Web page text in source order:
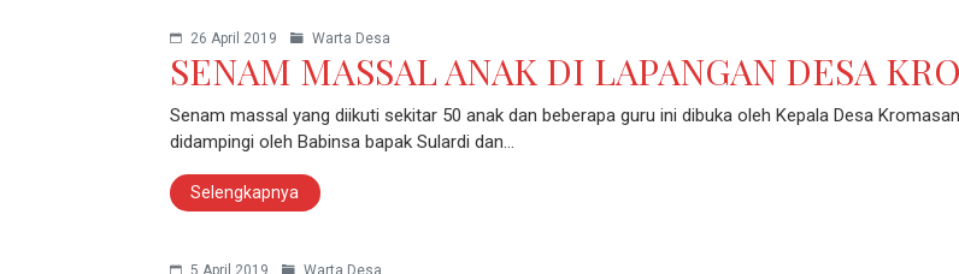
26 April 2019 Warta Desa
SENAM MASSAL ANAK DI LAPANGAN DESA
Senam massal yang diikuti sekitar 50 anak dan beberapa guru ini dibuka oleh Kepala Desa
didampingi oleh Babinsa bapak Sulardi dan…
Selengkapnya
5 April 2019 Warta Desa